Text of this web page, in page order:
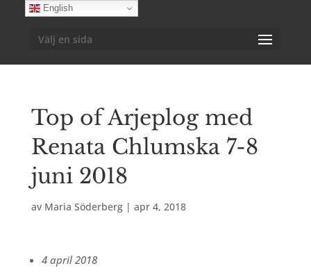
Välj en sida
Top of Arjeplog med
Renata Chlumska 7-8
juni 2018
av Maria Söderberg| apr 4, 2018
4 april 2018
English